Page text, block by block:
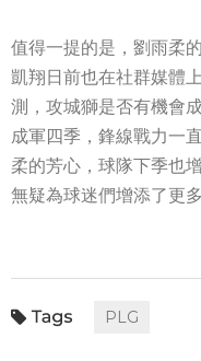
值得一提的是，劉雨柔
凱翔日前也在社群媒體
測，攻城獅是否有機會
成軍四季，鋒線戰力一
柔的芳心，球隊下季也
無疑為球迷們增添了更
PLG